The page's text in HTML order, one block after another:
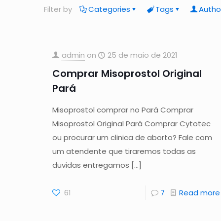
Filter by Categories Tags
admin on 25 de maio de 2021
Comprar Misoprostol Original
Pará
Misoprostol comprar no Pará Comprar
Misoprostol Original Pará Comprar Cytotec
ou procurar um clinica de aborto? Fale com
um atendente que tiraremos todas as
duvidas entregamos […]
61 7 Read more